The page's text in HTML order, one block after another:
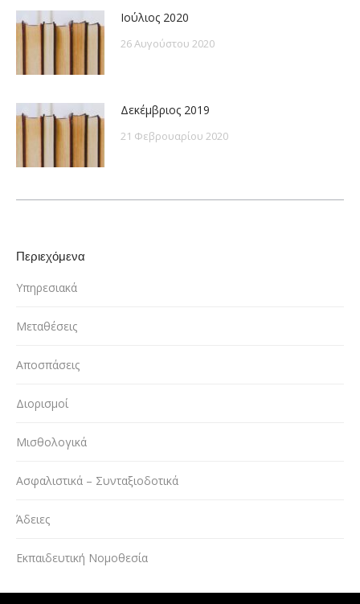
Ιούλιος 2020
26 Αυγούστου 2020
Δεκέμβριος 2019
21 Φεβρουαρίου 2020
Περιεχόμενα
Υπηρεσιακά
Μεταθέσεις
Αποσπάσεις
Διορισμοί
Μισθολογικά
Ασφαλιστικά – Συνταξιοδοτικά
Άδειες
Εκπαιδευτική Νομοθεσία